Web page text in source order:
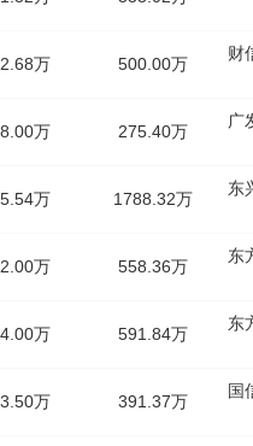
万 500.00万
财
万 275.40万
广
万 1788.32万
东
万 558.36万
东
万 591.84万
东
万 391.37万
国